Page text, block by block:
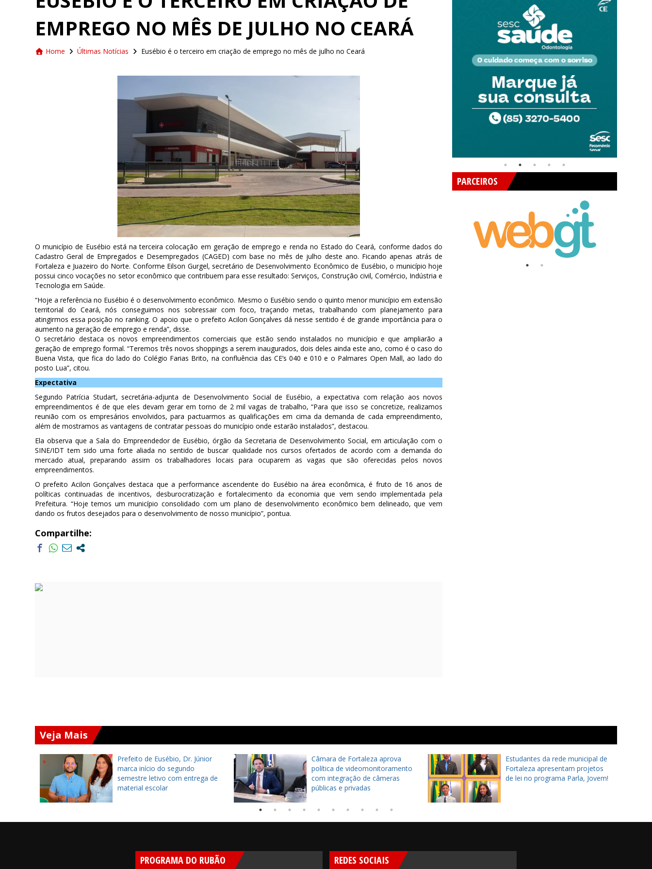
EMPREGO NO MÊS DE JULHO NO CEARÁ
Home Últimas Notícias Eusébio é o terceiro em criação de emprego no mês de julho no Ceará
O município de Eusébio está na terceira colocação em geração de emprego e renda no Estado do Ceará, conforme dados do
Cadastro Geral de Empregados e Desempregados (CAGED) com base no mês de julho deste ano. Ficando apenas atrás de
Fortaleza e Juazeiro do Norte. Conforme Eilson Gurgel, secretário de Desenvolvimento Econômico de Eusébio, o município hoje
possui cinco vocações no setor econômico que contribuem para esse resultado: Serviços, Construção civil, Comércio, Indústria e
Tecnologia em Saúde.
“Hoje a referência no Eusébio é o desenvolvimento econômico. Mesmo o Eusébio sendo o quinto menor município em extensão
territorial do Ceará, nós conseguimos nos sobressair com foco, traçando metas, trabalhando com planejamento para
atingirmos essa posição no ranking. O apoio que o prefeito Acilon Gonçalves dá nesse sentido é de grande importância para o
aumento na geração de emprego e renda”, disse.
O secretário destaca os novos empreendimentos comerciais que estão sendo instalados no município e que ampliarão a
geração de emprego formal. “Teremos três novos shoppings a serem inaugurados, dois deles ainda este ano, como é o caso do
Buena Vista, que fica do lado do Colégio Farias Brito, na confluência das CE’s 040 e 010 e o Palmares Open Mall, ao lado do
posto Lua”, citou.
Expectativa
Segundo Patrícia Studart, secretária-adjunta de Desenvolvimento Social de Eusébio, a expectativa com relação aos novos
empreendimentos é de que eles devam gerar em torno de 2 mil vagas de trabalho, “Para que isso se concretize, realizamos
reunião com os empresários envolvidos, para pactuarmos as qualificações em cima da demanda de cada empreendimento,
além de mostramos as vantagens de contratar pessoas do município onde estarão instalados”, destacou.
Ela observa que a Sala do Empreendedor de Eusébio, órgão da Secretaria de Desenvolvimento Social, em articulação com o
SINE/IDT tem sido uma forte aliada no sentido de buscar qualidade nos cursos ofertados de acordo com a demanda do
mercado atual, preparando assim os trabalhadores locais para ocuparem as vagas que são oferecidas pelos novos
empreendimentos.
O prefeito Acilon Gonçalves destaca que a performance ascendente do Eusébio na área econômica, é fruto de 16 anos de
políticas continuadas de incentivos, desburocratização e fortalecimento da economia que vem sendo implementada pela
Prefeitura. “Hoje temos um município consolidado com um plano de desenvolvimento econômico bem delineado, que vem
dando os frutos desejados para o desenvolvimento de nosso município”, pontua.
Compartilhe:
PARCEIROS
Veja Mais
Prefeito de Eusébio, Dr. Júnior
marca início do segundo
semestre letivo com entrega de
material escolar
Câmara de Fortaleza aprova
política de videomonitoramento
com integração de câmeras
públicas e privadas
Estudantes da rede municipal de
Fortaleza apresentam projetos
de lei no programa Parla, Jovem!
PROGRAMA DO RUBÃO REDES SOCIAIS